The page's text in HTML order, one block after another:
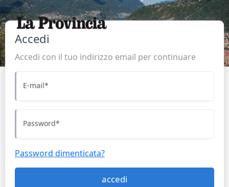
Accedi
Accedi con il tuo indirizzo email per continuare
E-mail*
Password*
Password dimenticata?
accedi